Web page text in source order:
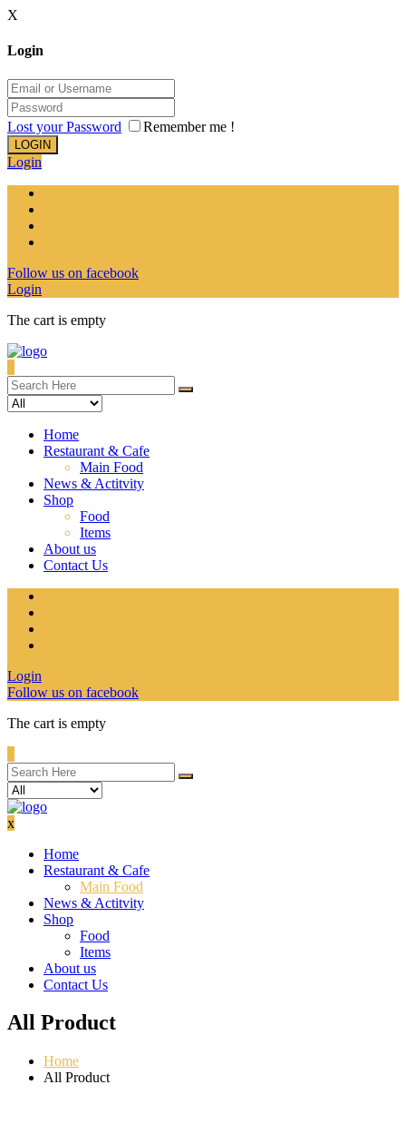
X
Login
Lost your Password Remember me !
LOGIN
Login
Follow us on facebook
Login
The cart is empty
Home
Restaurant & Cafe
Main Food
News & Actitvity
Shop
Food
Items
About us
Contact Us
Login
Follow us on facebook
The cart is empty
x
Home
Restaurant & Cafe
Main Food
News & Actitvity
Shop
Food
Items
About us
Contact Us
All Product
Home
All Product